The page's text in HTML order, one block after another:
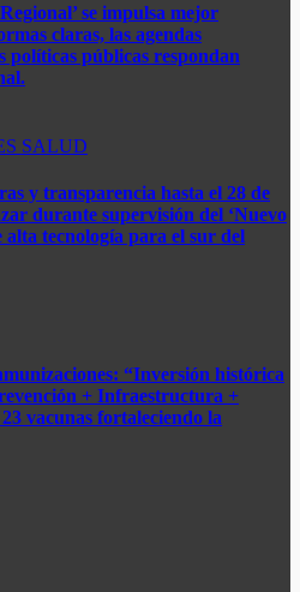
se impulsa mejor
claras, las agendas
públicas respondan
SALUD
y transparencia hasta el 28 de
durante supervisión del ‘Nuevo
tecnología para el sur del
“Inversión histórica
+ Infraestructura +
vacunas fortaleciendo la